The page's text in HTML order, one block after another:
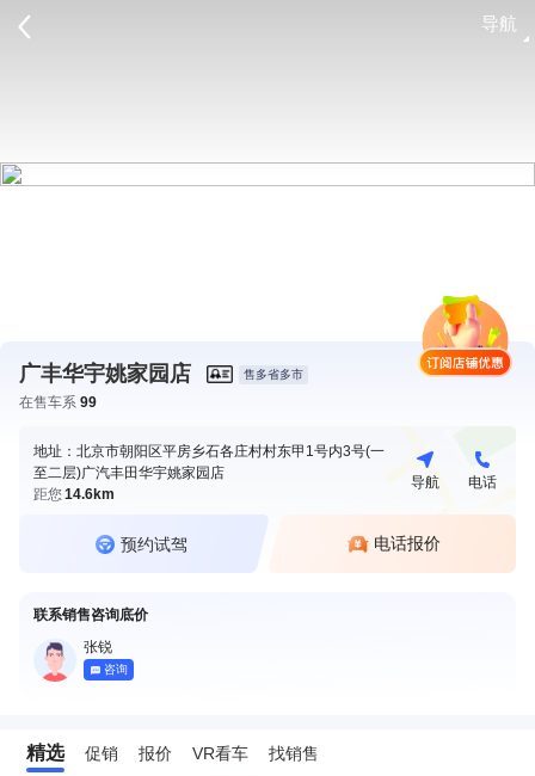
导航
广丰华宇姚家园店 售多省多市
在售车系 99
地址：北京市朝阳区平房乡石各庄村村东甲1号内3号(一
至二层)广汽丰田华宇姚家园店
距您14.6km
导航 电话
预约试驾 电话报价
联系销售咨询底价
张锐
咨询
精选 促销 报价 VR看车 找销售